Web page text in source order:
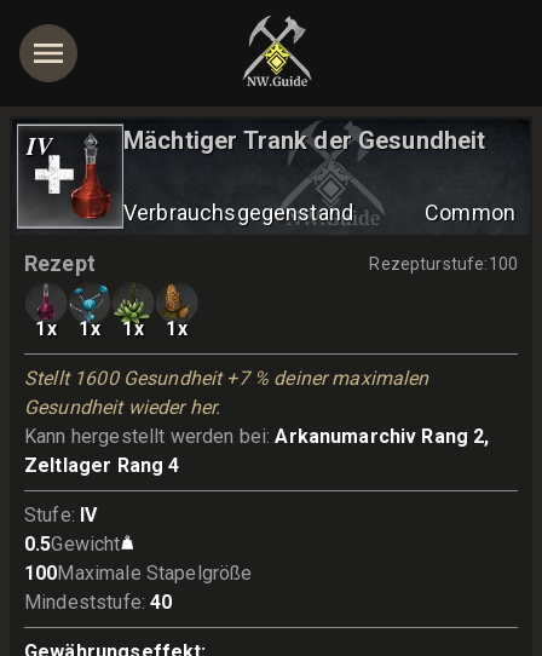
IV Mächtiger Trank der Gesundheit
Verbrauchsgegenstand
Common
Rezept
Rezepturstufe:100
1x 1x 1x 1x
Stellt 1600 Gesundheit +7 % deiner maximalen
Gesundheit wieder her.
Kann hergestellt werden bei: Arkanumarchiv Rang 2,
Zeltlager Rang 4
Stufe: IV
0.5Gewicht
100Maximale Stapelgröße
Mindeststufe: 40